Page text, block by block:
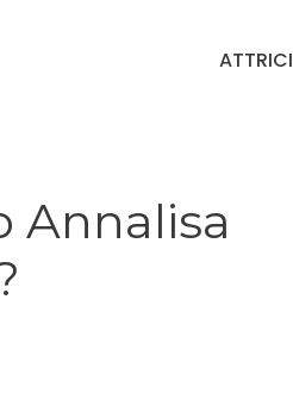
ATTRICI
Annalisa